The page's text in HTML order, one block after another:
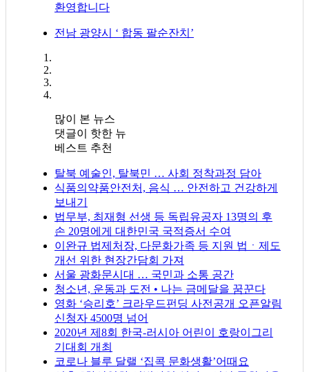
환영합니다
전남 광양시 ‘ 합동 팔순잔치’
많이 본 뉴스
댓글이 핫한 뉴
베스트 추천
탈북 예술인, 탈북민 … 사회 정착과정 담아
식품의약품안전처, 음식 … 안전하고 건강하게
보내기
법무부, 최재형 선생 등 독립유공자 13명의 후
손 20명에게 대한민국 국적증서 수여
이완규 법제처장, 다문화가족 등 지원 법ㆍ제도
개선 위한 현장간담회 가져
서울 광화문시대 … 국민과 소통 공간
청소년, 운동과 도전 • 나는 금메달을 꿈꾼다
영화 ‘승리호’ 크라우드펀딩 사전공개 오픈알림
신청자 4500명 넘어
2020년 제8회 한국-러시아 어린이 호랑이그리
기대회 개최
코로나 블루 달랠 ‘집콕 문화생활’어때요